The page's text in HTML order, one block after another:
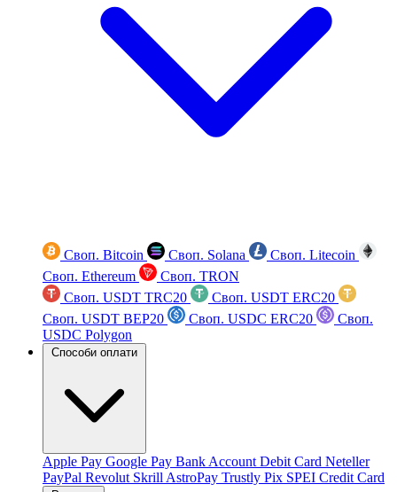
Своп. Bitcoin Своп. Solana
Своп. Litecoin
Своп. Ethereum
Своп. TRON
Своп. USDT TRC20
Своп. USDT ERC20
Своп. USDT BEP20
Своп. USDC ERC20
Своп.
USDC Polygon
Способи оплати
Apple Pay Google Pay Bank Account Debit Card Neteller
PayPal Revolut Skrill AstroPay Trustly Pix SPEI Credit Card